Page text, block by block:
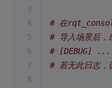
3
4
# 在
5
# 导入场景后，
6
# [DEBUG]
7
# 若无此日志
8